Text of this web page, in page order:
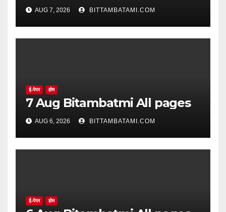
AUG 7, 2026 BITTAMBATAMI.COM
ई-पेपर होम
7 Aug Bitambatmi All pages
AUG 6, 2026 BITTAMBATAMI.COM
ई-पेपर होम